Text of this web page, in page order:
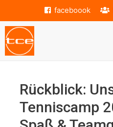
springen
faceboook
Rückblick:
Tenniscamp